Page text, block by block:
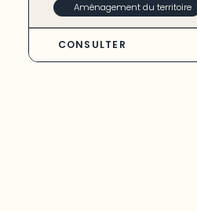
Aménagement du territoire
CONSULTER